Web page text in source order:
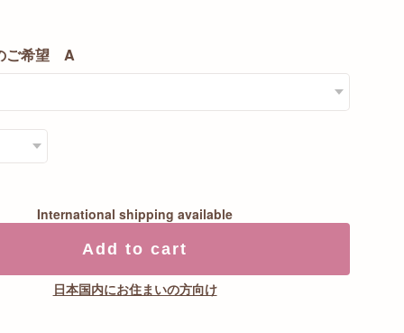
ご希望 A
International shipping available
Add to cart
日本国内にお住まいの方向け